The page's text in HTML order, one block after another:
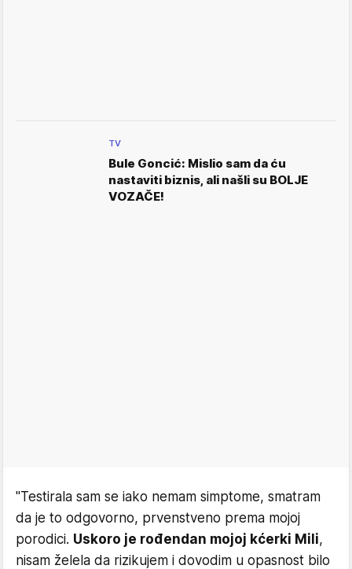
TV
Bule Goncić: Mislio sam da ću
nastaviti biznis, ali našli su BOLJE
VOZAČE!
"Testirala sam se iako nemam simptome, smatram
da je to odgovorno, prvenstveno prema mojoj
porodici. Uskoro je rođendan mojoj kćerki Mili,
nisam želela da rizikujem i dovodim u opasnost bilo